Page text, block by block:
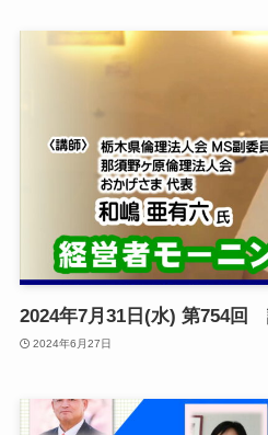
2024年7月31日(水) 第754回
2024年6月27日